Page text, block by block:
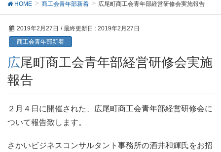
HOME 商工会青年部新着 広尾町商工会青年部経営研修会実施報告
2019年2月27日 / 最終更新日 : 2019年2月27日
商工会青年部新着
広尾町商工会青年部経営研修会実施
報告
２月４日に開催された、広尾町商工会青年部経営研修会に
ついて報告致します。
さかいビジネスコンサルタント事務所の酒井和輝氏をお招